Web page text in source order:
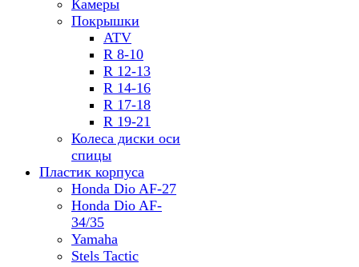
Камеры
Покрышки
ATV
R 8-10
R 12-13
R 14-16
R 17-18
R 19-21
Колеса диски оси
спицы
Пластик корпуса
Honda Dio AF-27
Honda Dio AF-
34/35
Yamaha
Stels Tactic